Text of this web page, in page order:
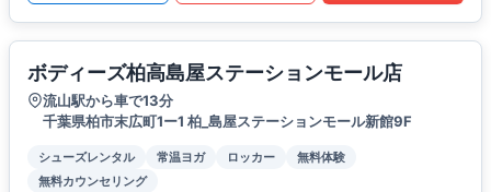
ボディーズ柏高島屋ステーションモール店
流山駅から車で13分
千葉県柏市末広町1ー1 柏_島屋ステーションモール新館9F
シューズレンタル 常温ヨガ ロッカー
無料体験
無料カウンセリング